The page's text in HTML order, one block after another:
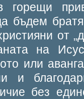
горещи
бъдем
от
на
или
и
без